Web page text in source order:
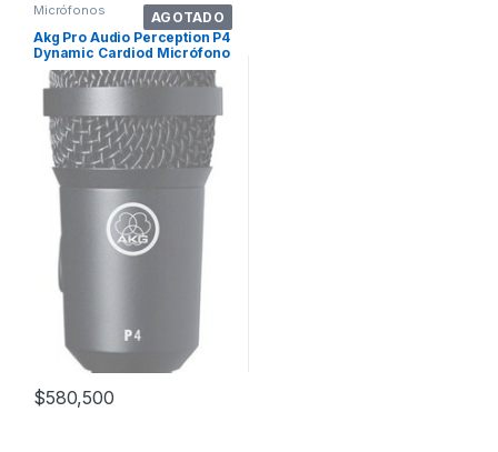
AGOTADO
Micrófonos
Akg Pro Audio Perception P4
Dynamic Cardiod Micrófono
Dise. Color Negro
$580,500